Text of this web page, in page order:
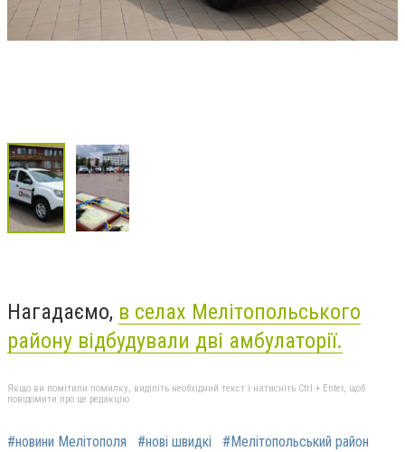
Нагадаємо, в селах Мелітопольського
району відбудували дві амбулаторії.
Якщо ви помітили помилку, виділіть необхідний текст і натисніть Ctrl + Enter, щоб
повідомити про це редакцію
#новини Мелітополя #нові швидкі #Мелітопольський район